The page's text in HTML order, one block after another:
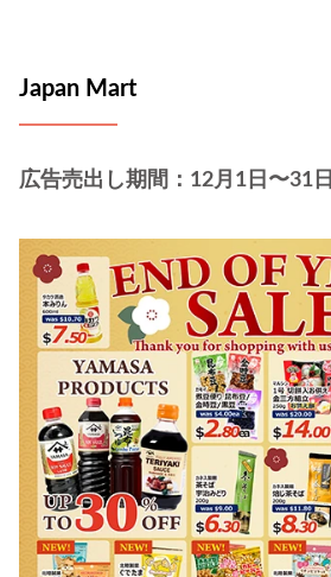
Japan Mart
広告売出し期間：12月1日〜31日